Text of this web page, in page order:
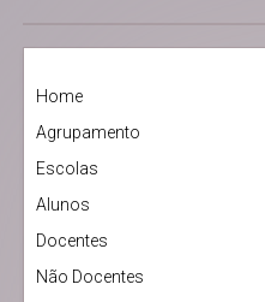
Home
Agrupamento
Escolas
Alunos
Docentes
Não Docentes